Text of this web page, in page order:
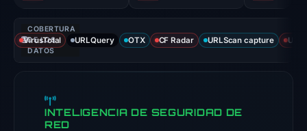
Threat
signals:
94
COBERTURA
DE LOS
DATOS
VirusTotal URLQuery OTX CF Radar URLScan capture
INTELIGENCIA DE SEGURIDAD DE
RED